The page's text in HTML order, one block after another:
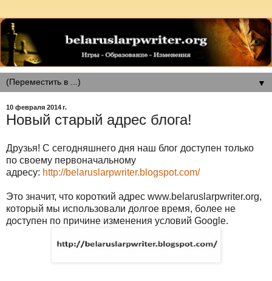
▼
10 февраля 2014 г.
Новый старый адрес блога!
Друзья! С сегодняшнего дня наш блог доступен только
по своему первоначальному
адресу: http://belaruslarpwriter.blogspot.com/
Это значит, что короткий адрес www.belaruslarpwriter.org,
который мы использовали долгое время, более не
доступен по причине изменения условий Google.